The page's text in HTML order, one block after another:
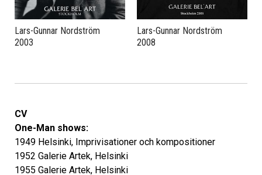
Lars-Gunnar Nordström
2003
Lars-Gunnar Nordström
2008
CV
One-Man shows:
1949 Helsinki, Imprivisationer och kompositioner
1952 Galerie Artek, Helsinki
1955 Galerie Artek, Helsinki